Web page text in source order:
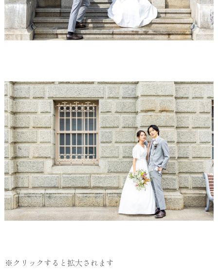
※クリックすると拡大されます